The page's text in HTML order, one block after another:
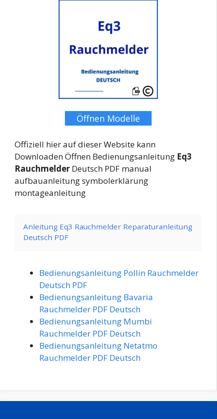
Öffnen Modelle
Offiziell hier auf dieser Website kann
Downloaden Öffnen Bedienungsanleitung Eq3
Rauchmelder Deutsch PDF manual
aufbauanleitung symbolerklärung
montageanleitung
Anleitung Eq3 Rauchmelder Reparaturanleitung
Deutsch PDF
Bedienungsanleitung Pollin Rauchmelder
Deutsch PDF
Bedienungsanleitung Bavaria
Rauchmelder PDF Deutsch
Bedienungsanleitung Mumbi
Rauchmelder PDF Deutsch
Bedienungsanleitung Netatmo
Rauchmelder PDF Deutsch